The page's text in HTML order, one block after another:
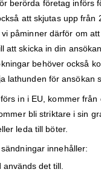
berörda företag införs
att skjutas upp
påminner därför om
skicka in din
behöver också
lathunden för ansökan
in i EU, kommer
bli striktare i sin
leda till böter.
innehåller:
det till.